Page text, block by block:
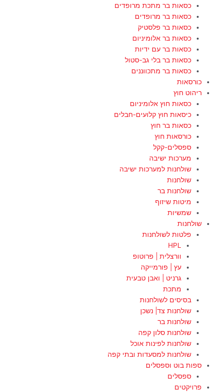
כסאות בר מתכת מרופדים
כסאות בר מרופדים
כסאות בר פלסטיק
כסאות בר אלומיניום
כסאות בר עם ידיות
כסאות בר בלי גב-סטול
כסאות בר מתכווננים
כורסאות
ריהוט חוץ
כסאות חוץ אלומיניום
כיסאות חוץ קלועים-חבלים
כסאות בר חוץ
כורסאות חוץ
ספסלים-קקל
מערכות ישיבה
שולחנות למערכות ישיבה
שולחנות
שולחנות בר
מיטות שיזוף
שמשיות
שולחנות
פלטות לשולחנות
HPL
וורצלית | פרוטופ
עץ | פורמייקה
גרניט | ואבן טבעית
מתכת
בסיסים לשולחנות
שולחנות צד| נשכן
שולחנות בר
שולחנות סלון קפה
שולחנות לפינות אוכל
שולחנות למסעדות ובתי קפה
ספות בוט וספסלים
ספסלים
פרויקטים